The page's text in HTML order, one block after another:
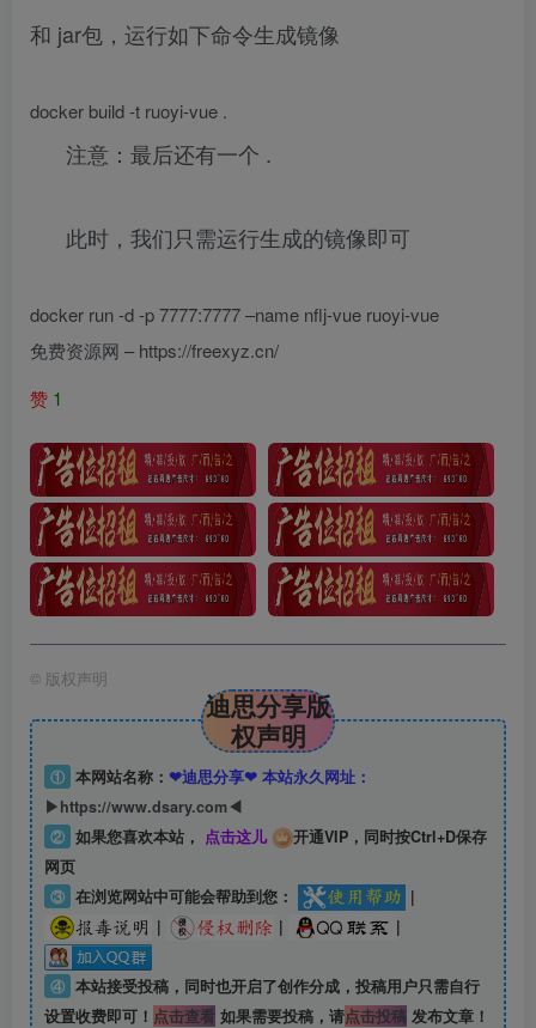
和 jar包，运行如下命令生成镜像
docker build -t ruoyi-vue .
注意：最后还有一个 .
此时，我们只需运行生成的镜像即可
docker run -d -p 7777:7777 –name nflj-vue ruoyi-vue
免费资源网 – https://freexyz.cn/
赞 1
© 版权声明
迪思分享版
权声明
① 本网站名称： ❤迪思分享❤ 本站永久网址：
▶https://www.dsary.com◀
② 如果您喜欢本站， 点击这儿
开通VIP，同时按Ctrl+D保存
网页
③ 在浏览网站中可能会帮助到您：
|
|
| |
④ 本站接受投稿，同时也开启了创作分成，投稿用户只需自行
设置收费即可！ 点击查看如果需要投稿，请点击投稿发布文章！